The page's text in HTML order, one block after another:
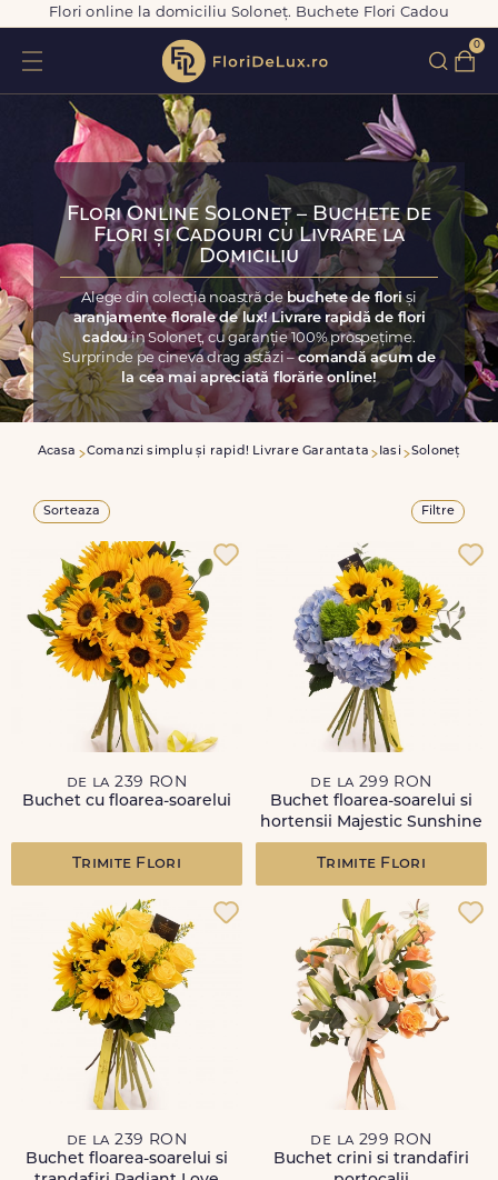
Flori online la domiciliu Soloneț. Buchete Flori Cadou
0
Flori Online Soloneț – Buchete de
Flori și Cadouri cu Livrare la
Domiciliu
Alege din colecția noastră de buchete de floriși
aranjamente florale de lux! Livrare rapidă de flori
cadouîn Soloneț, cu garanție 100% prospețime.
Surprinde pe cineva drag astăzi –comandă acum de
la cea mai apreciată florărie online!
Acasa Comanzi simplu și rapid! Livrare Garantata Iasi Soloneț
Sorteaza Filtre
de la 239 RON
Buchet cu floarea-soarelui
Trimite Flori
de la 299 RON
Buchet floarea-soarelui si
hortensii Majestic Sunshine
Trimite Flori
de la 239 RON
Buchet floarea-soarelui si
de la 299 RON
Buchet crini si trandafiri